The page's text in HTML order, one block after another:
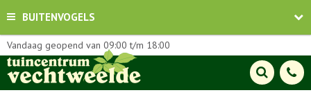
BUITENVOGELS
Vandaag geopend van 09:00 t/m 18:00